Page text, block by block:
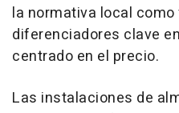
la normativa local
diferenciadores clave
centrado en el precio.
Las instalaciones de